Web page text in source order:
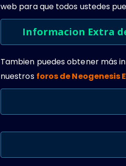
web para que todos ustedes
Informacion Extra
Tambien puedes obtener más
nuestros foros de Neogenesis